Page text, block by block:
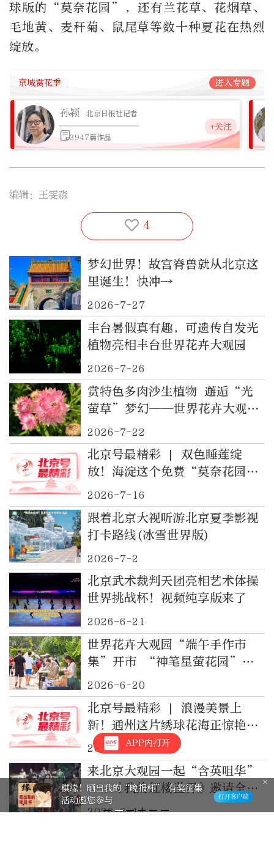
球版的“莫奈花园”，还有兰花草、花烟草、
毛地黄、麦秆菊、鼠尾草等数十种夏花在热烈
绽放。
京城赏花季 进入专题
孙颖 北京日报社记者
3947篇作品
+关注
编辑：王雯淼
4
梦幻世界！故宫脊兽就从北京这
里诞生！快冲→
2026-7-27
丰台暑假真有趣，可遗传自发光
植物亮相丰台世界花卉大观园
2026-7-26
赏特色多肉沙生植物 邂逅“光
萤草”梦幻——世界花卉大观园
端出暑期“文旅大餐”
2026-7-22
北京号最精彩 | 双色睡莲绽
放！海淀这个免费“莫奈花园”
地铁直达
2026-7-16
跟着北京大视听游北京夏季影视
打卡路线(冰雪世界版)
2026-7-2
北京武术裁判天团亮相艺术体操
世界挑战杯！视频纯享版来了
2026-6-21
世界花卉大观园“端午手作市
集”开市 “神笔星萤花园”成
亮点
2026-6-20
北京号最精彩 | 浪漫美景上
新！通州这片绣球花海正惊艳绽
放
2026-6-14
来北京大观园一起“含英咀华”
——《我的红楼世界》邀请全国
高考生免费畅玩
2026-6-14
APP内打开
棋缘！晒出我的“晚报杯” 有奖征集
活动邀您参与